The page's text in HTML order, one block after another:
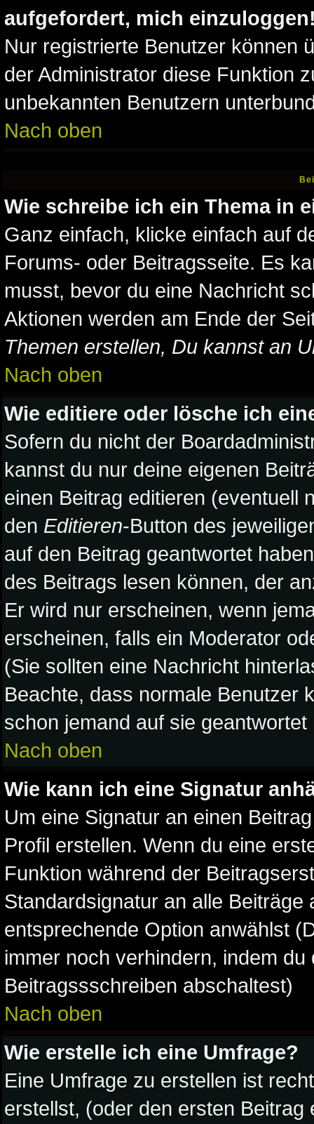
aufgefordert, mich
Nur registrierte Benutzer können
der Administrator diese Funktion
unbekannten Benutzern
Nach oben
Wie schreibe ich ein Thema in
Ganz einfach, klicke einfach auf
Forums- oder Beitragsseite. Es
musst, bevor du eine Nachricht
Aktionen werden am Ende der
Themen erstellen, Du kannst an
Nach oben
Wie editiere oder lösche ich
Sofern du nicht der
kannst du nur deine eigenen
einen Beitrag editieren (eventuell
den Editieren-Button des
auf den Beitrag geantwortet
des Beitrags lesen können, der
Er wird nur erscheinen, wenn
erscheinen, falls ein Moderator
(Sie sollten eine Nachricht
Beachte, dass normale Benutzer
schon jemand auf sie geantwortet
Nach oben
Wie kann ich eine Signatur
Um eine Signatur an einen
Profil erstellen. Wenn du eine
Funktion während der
Standardsignatur an alle
entsprechende Option anwählst
immer noch verhindern, indem
Beitragssschreiben abschaltest)
Nach oben
Wie erstelle ich eine Umfrage?
Eine Umfrage zu erstellen ist
erstellst, (oder den ersten